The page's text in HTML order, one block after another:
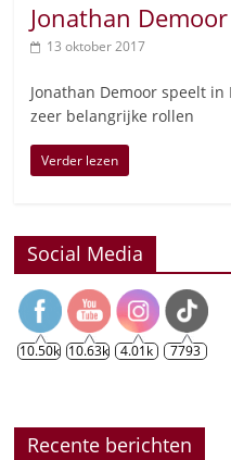
Jonathan Demoor
13 oktober 2017
Jonathan Demoor speelt
zeer belangrijke rollen
Verder lezen
Social Media
10.50k 10.63k 4.01k 7793
Recente berichten